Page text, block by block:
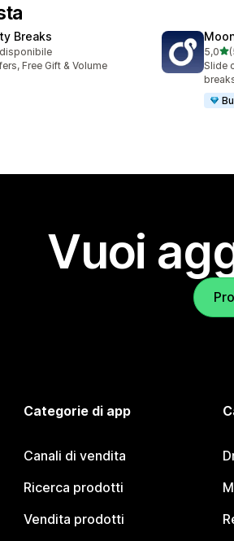
Breaks
Free Gift & Volume
5,0
591
Slide
Vuoi
Categorie di app
Canali di vendita
Ricerca prodotti
Vendita prodotti